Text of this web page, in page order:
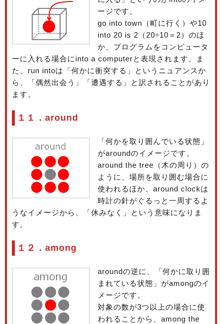
ージです。
go into town（町に行く）や10
into 20 is 2（20÷10＝2）のほ
か、プログラムをコンピュータ
ーに入れる場合にinto a computerと表現されます。ま
た、run intoは「何かに衝突する」というニュアンスか
ら、「偶然出会う」「遭遇する」と訳されることがあり
ます。
１１．around
「何かを取り囲んでいる状態」
がaroundのイメージです。
around the tree（木の周り）の
ように、場所を取り囲む場合に
使われるほか、around clockは
時計の針がぐるっと一周するよ
うなイメージから、「休みなく」という意味になりま
す。
１２．among
aroundの逆に、「何かに取り囲
まれている状態」がamongのイ
メージです。
対象の数が3つ以上の場合に使
われることから、among the